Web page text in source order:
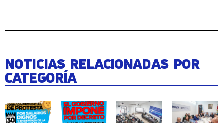
NOTICIAS RELACIONADAS POR
CATEGORÍA